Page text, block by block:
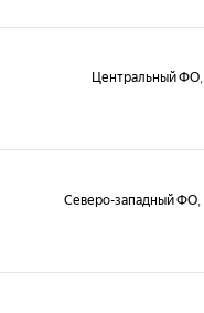
Центральный ФО,
Северо-западный ФО,